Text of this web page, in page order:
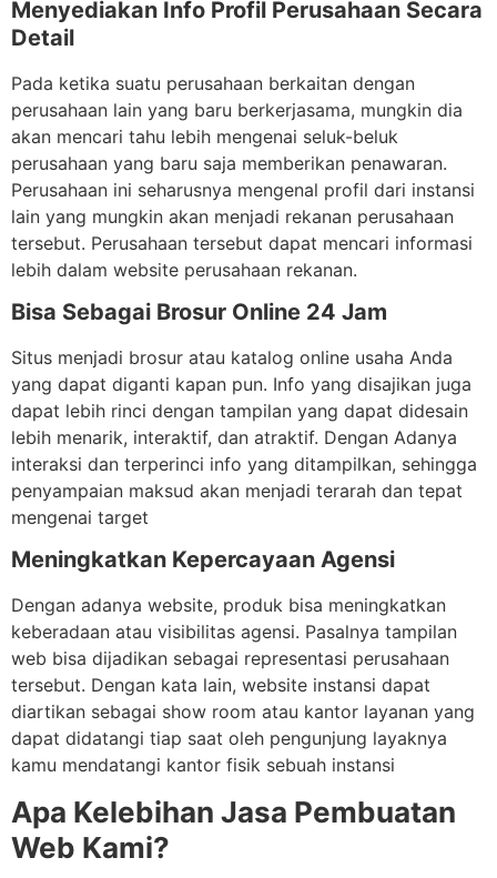
Menyediakan Info Profil Perusahaan Secara
Detail
Pada ketika suatu perusahaan berkaitan dengan
perusahaan lain yang baru berkerjasama, mungkin dia
akan mencari tahu lebih mengenai seluk-beluk
perusahaan yang baru saja memberikan penawaran.
Perusahaan ini seharusnya mengenal profil dari instansi
lain yang mungkin akan menjadi rekanan perusahaan
tersebut. Perusahaan tersebut dapat mencari informasi
lebih dalam website perusahaan rekanan.
Bisa Sebagai Brosur Online 24 Jam
Situs menjadi brosur atau katalog online usaha Anda
yang dapat diganti kapan pun. Info yang disajikan juga
dapat lebih rinci dengan tampilan yang dapat didesain
lebih menarik, interaktif, dan atraktif. Dengan Adanya
interaksi dan terperinci info yang ditampilkan, sehingga
penyampaian maksud akan menjadi terarah dan tepat
mengenai target
Meningkatkan Kepercayaan Agensi
Dengan adanya website, produk bisa meningkatkan
keberadaan atau visibilitas agensi. Pasalnya tampilan
web bisa dijadikan sebagai representasi perusahaan
tersebut. Dengan kata lain, website instansi dapat
diartikan sebagai show room atau kantor layanan yang
dapat didatangi tiap saat oleh pengunjung layaknya
kamu mendatangi kantor fisik sebuah instansi
Apa Kelebihan Jasa Pembuatan
Web Kami?